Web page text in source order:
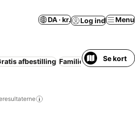
DA · kr. Log ind Menu
afbestilling Familier Kæledyr
Se kort